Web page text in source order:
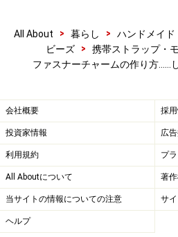
All About > 暮らし > ハンドメイド
ビーズ
> 携帯ストラップ・
ファスナーチャームの作り方……
会社概要 採
投資家情報 広
利用規約 プ
All Aboutについて 著
当サイトの情報についての注意 サ
ヘルプ